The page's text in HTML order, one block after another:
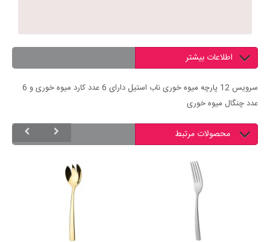
اطلاعات بیشتر
سرویس 12 پارچه میوه خوری ناب استیل دارای 6 عدد کارد میوه خوری و 6
عدد چنگال میوه خوری
محصولات مرتبط